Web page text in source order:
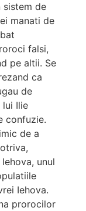
de
manati de
falsi,
pe altii. Se
ca
de
lui Ilie
confuzie.
de a
unul
Iehova.
prorocilor